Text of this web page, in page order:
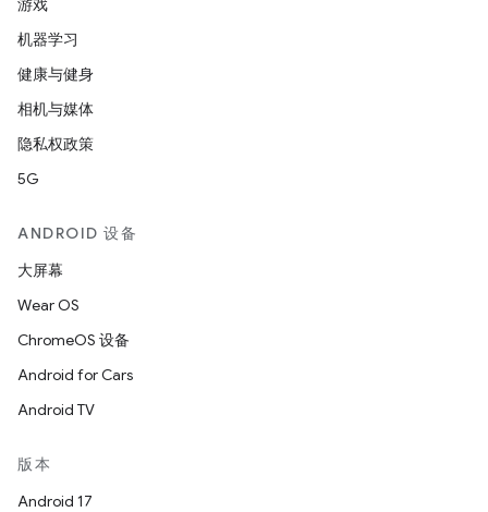
游戏
机器学习
健康与健身
相机与媒体
隐私权政策
5G
ANDROID 设备
大屏幕
Wear OS
ChromeOS 设备
Android for Cars
Android TV
版本
Android 17